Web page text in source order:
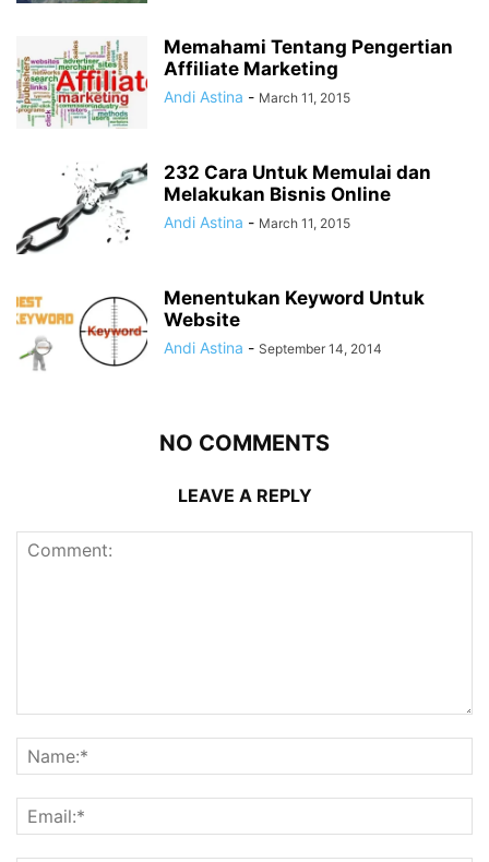
Memahami Tentang Pengertian
Affiliate Marketing
Andi Astina - March 11, 2015
232 Cara Untuk Memulai dan
Melakukan Bisnis Online
Andi Astina - March 11, 2015
Menentukan Keyword Untuk
Website
Andi Astina - September 14, 2014
NO COMMENTS
LEAVE A REPLY